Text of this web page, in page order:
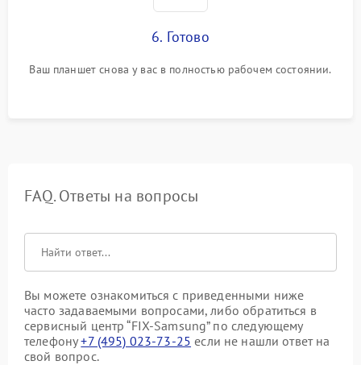
6. Готово
Ваш планшет снова у вас в полностью рабочем состоянии.
FAQ. Ответы на вопросы
Вы можете ознакомиться с приведенными ниже
часто задаваемыми вопросами, либо обратиться в
сервисный центр “FIX-Samsung” по следующему
телефону+7 (495) 023-73-25 если не нашли ответ на
свой вопрос.